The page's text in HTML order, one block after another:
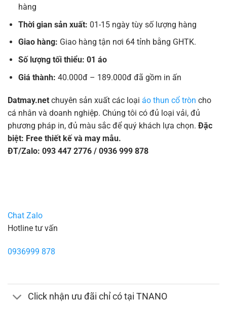
hàng
Thời gian sản xuất: 01-15 ngày tùy số lượng hàng
Giao hàng: Giao hàng tận nơi 64 tỉnh bằng GHTK.
Số lượng tối thiểu: 01 áo
Giá thành: 40.000đ – 189.000đ đã gồm in ấn
Datmay.net chuyên sản xuất các loại áo thun cổ tròn cho
cá nhân và doanh nghiệp. Chúng tôi có đủ loại vải, đủ
phương pháp in, đủ màu sắc để quý khách lựa chọn. Đặc
biệt: Free thiết kế và may mẫu.
ĐT/Zalo: 093 447 2776 / 0936 999 878
Chat Zalo
Hotline tư vấn
0936999 878
Click nhận ưu đãi chỉ có tại TNANO